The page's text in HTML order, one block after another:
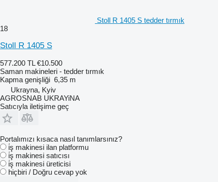
Stoll R 1405 S tedder tırmık
18
Stoll R 1405 S
577.200 TL €10.500
Saman makineleri - tedder tırmık
Kapma genişliği 6,35 m
Ukrayna, Kyiv
AGROSNAB UKRAYiNA
Satıcıyla iletişime geç
Portalımızı kısaca nasıl tanımlarsınız?
i̇ş makinesi ilan platformu
i̇ş makinesi satıcısı
i̇ş makinesi üreticisi
hiçbiri / Doğru cevap yok